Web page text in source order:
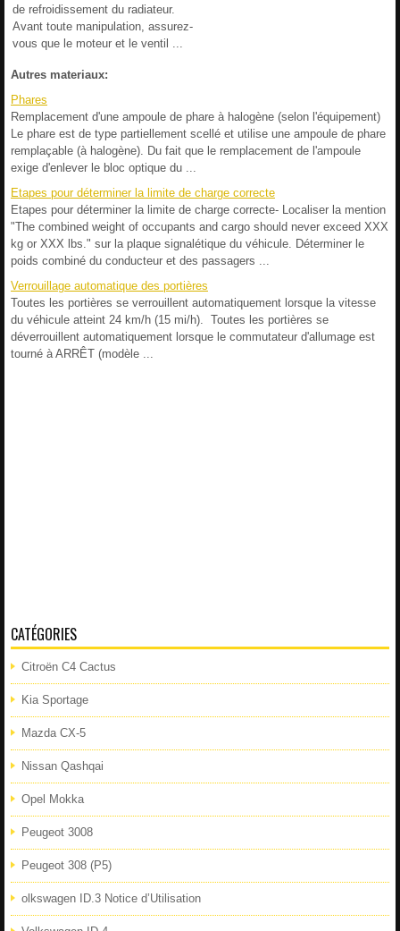
de refroidissement du radiateur.
Avant toute manipulation, assurez-
vous que le moteur et le ventil ...
Autres materiaux:
Phares
Remplacement d'une ampoule de phare à halogène (selon l'équipement)
Le phare est de type partiellement scellé et utilise une ampoule de phare
remplaçable (à halogène). Du fait que le remplacement de l'ampoule
exige d'enlever le bloc optique du ...
Etapes pour déterminer la limite de charge correcte
Etapes pour déterminer la limite de charge correcte- Localiser la mention
"The combined weight of occupants and cargo should never exceed XXX
kg or XXX lbs." sur la plaque signalétique du véhicule. Déterminer le
poids combiné du conducteur et des passagers ...
Verrouillage automatique des portières
Toutes les portières se verrouillent automatiquement lorsque la vitesse
du véhicule atteint 24 km/h (15 mi/h). Toutes les portières se
déverrouillent automatiquement lorsque le commutateur d'allumage est
tourné à ARRÊT (modèle ...
CATÉGORIES
Citroën C4 Cactus
Kia Sportage
Mazda CX-5
Nissan Qashqai
Opel Mokka
Peugeot 3008
Peugeot 308 (P5)
olkswagen ID.3 Notice d’Utilisation